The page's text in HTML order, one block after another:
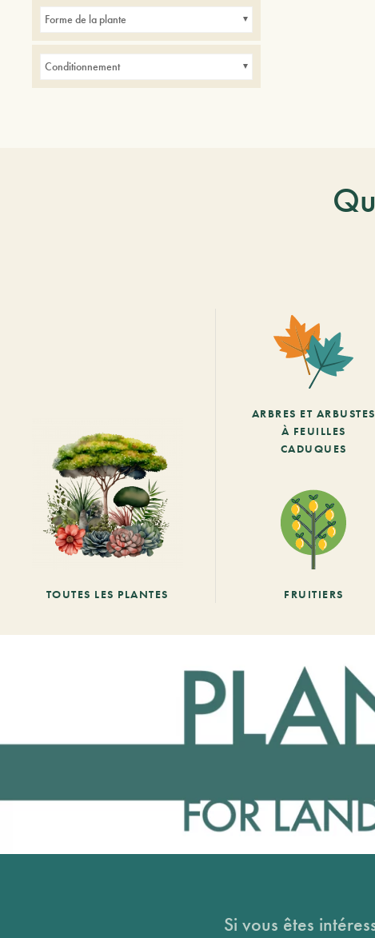
Forme de la plante
Conditionnement
TOUTES LES PLANTES
ARBRES ET ARBUSTES
À FEUILLES
CADUQUES
FRUITIERS
Si vous êtes